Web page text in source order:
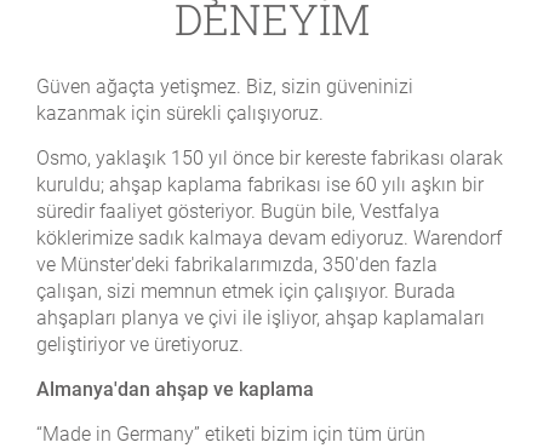
DENEYİM
Güven ağaçta yetişmez. Biz, sizin güveninizi
kazanmak için sürekli çalışıyoruz.
Osmo, yaklaşık 150 yıl önce bir kereste fabrikası olarak
kuruldu; ahşap kaplama fabrikası ise 60 yılı aşkın bir
süredir faaliyet gösteriyor. Bugün bile, Vestfalya
köklerimize sadık kalmaya devam ediyoruz. Warendorf
ve Münster'deki fabrikalarımızda, 350'den fazla
çalışan, sizi memnun etmek için çalışıyor. Burada
ahşapları planya ve çivi ile işliyor, ahşap kaplamaları
geliştiriyor ve üretiyoruz.
Almanya'dan ahşap ve kaplama
“Made in Germany” etiketi bizim için tüm ürün